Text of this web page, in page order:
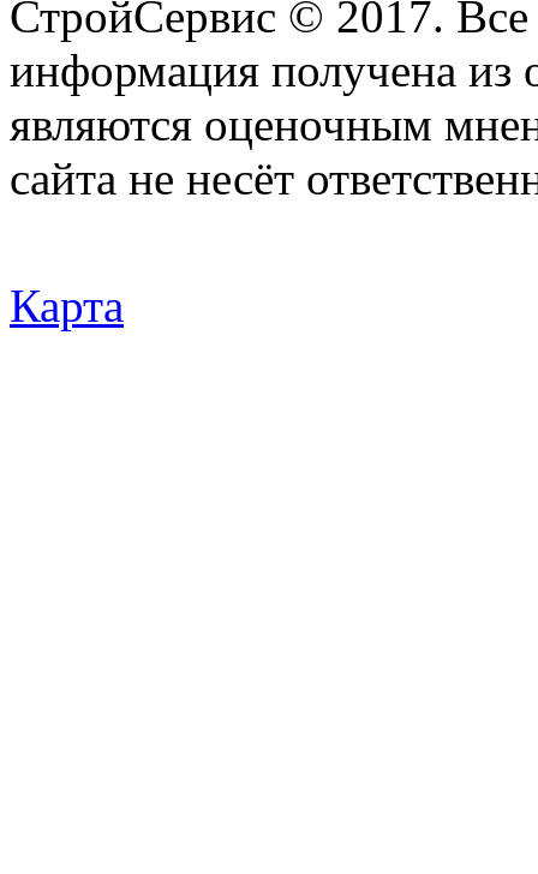
СтройСервис © 2017.
информация получена из
являются оценочным
сайта не несёт
Карта